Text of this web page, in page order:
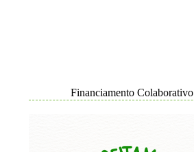
Financiamento Colaborativo